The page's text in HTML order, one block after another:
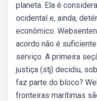
planeta. Ela é
ocidental e, ainda,
econômico.
acordo não é
serviço. A primeira
justiça (stj) decidiu,
faz parte do bloco?
fronteiras marítimas